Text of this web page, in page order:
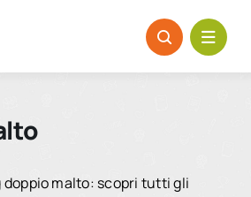
doppio malto: scopri tutti gli